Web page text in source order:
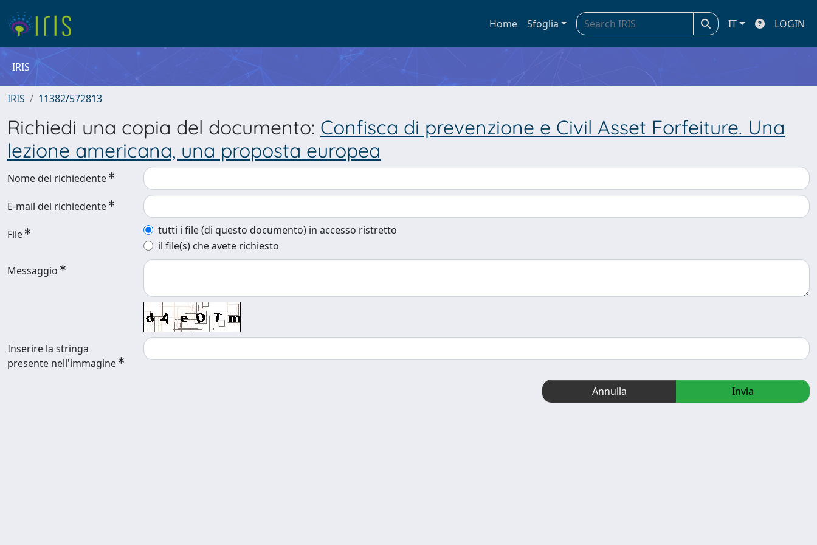
Home Sfoglia IT LOGIN
IRIS
IRIS 11382/572813
Richiedi una copia del documento: Confisca di prevenzione e Civil Asset Forfeiture. Una
lezione americana, una proposta europea
Nome del richiedente
E-mail del richiedente
File
tutti i file (di questo documento) in accesso ristretto
il file(s) che avete richiesto
Messaggio
Inserire la stringa
presente nell'immagine
Annulla Invia